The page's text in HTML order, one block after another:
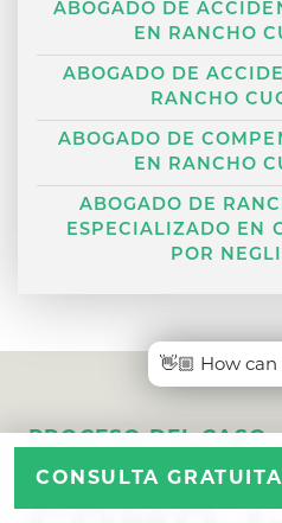
ABOGADO DE
EN RANCHO
ABOGADO DE
RANCHO
ABOGADO DE
EN RANCHO
ABOGADO DE
ESPECIALIZADO EN
POR
PROCESO DEL CASO
TAN
CONSULTA GRATUITA
👋🏼 How